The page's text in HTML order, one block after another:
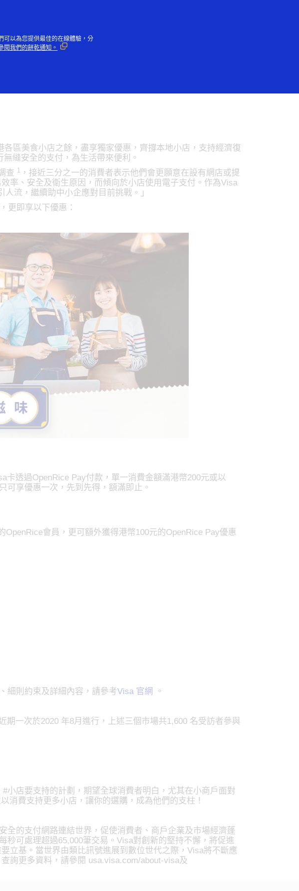
創新者 社會大眾
享美食 消費滿港幣
區美食小店之餘，盡享獨家優惠，齊撐本地小店，支持經濟復
縫安全的支付，為生活帶來便利。
查 1，接近三分之一的消費者表示他們會更願意在設有網店或提
率、安全及衛生原因，而傾向於小店使用電子支付。作為Visa
流，繼續助中小企應對目前挑戰。」
更即享以下優惠：
透過OpenRice Pay付款，單一消費金額滿港幣200元或以
可享優惠一次，先到先得，額滿即止。
會員，更可額外獲得港幣100元的OpenRice Pay優惠
細則約束及詳細內容，請參考Visa 官網 。
一次於2020 年8月進行，上述三個市場共1,600 名受訪者參與
小店要支持的計劃，期望全球消費者明白，尤其在小商戶面對
消費支持更多小店，讓你的選購，成為他們的支柱！
的支付網路連結世界，促使消費者、商戶企業及市場經濟蓬
可處理超過65,000筆交易。Visa對創新的堅持不懈，將促進
立基。當世界由類比訊號進展到數位世代之際，Visa將不斷應
詢更多資料，請參閱 usa.visa.com/about-visa及
可以為您提供最佳的在線體驗，分
閱我們的餅乾通知。